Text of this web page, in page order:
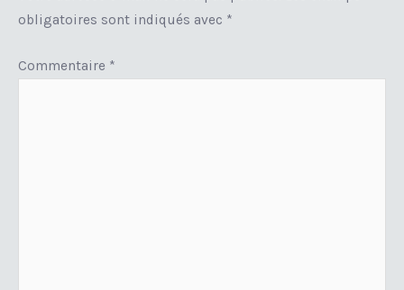
obligatoires sont indiqués avec *
Commentaire *